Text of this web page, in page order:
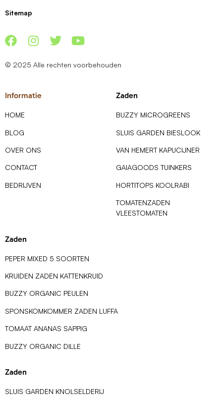
Sitemap
© 2025 Alle rechten voorbehouden
Informatie
HOME
BLOG
OVER ONS
CONTACT
BEDRIJVEN
Zaden
BUZZY MICROGREENS
SLUIS GARDEN BIESLOOK
VAN HEMERT KAPUCIJNER
GAIAGOODS TUINKERS
HORTITOPS KOOLRABI
TOMATENZADEN
VLEESTOMATEN
Zaden
PEPER MIXED 5 SOORTEN
KRUIDEN ZADEN KATTENKRUID
BUZZY ORGANIC PEULEN
SPONSKOMKOMMER ZADEN LUFFA
TOMAAT ANANAS SAPPIG
BUZZY ORGANIC DILLE
Zaden
SLUIS GARDEN KNOLSELDERIJ